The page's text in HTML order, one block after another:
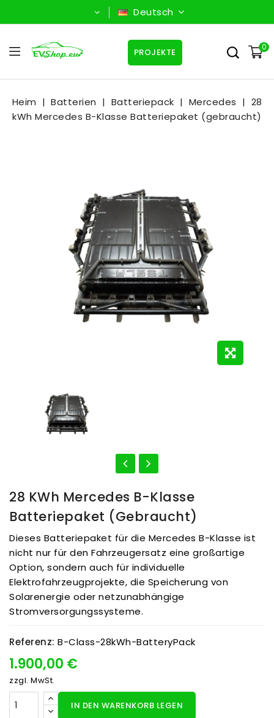
Deutsch
0
PROJEKTE
Heim Batterien Batteriepack Mercedes
28
kWh Mercedes B-Klasse Batteriepaket (gebraucht)
28 KWh Mercedes B-Klasse
Batteriepaket (gebraucht)
Dieses Batteriepaket für die Mercedes B-Klasse ist
nicht nur für den Fahrzeugersatz eine großartige
Option, sondern auch für individuelle
Elektrofahrzeugprojekte, die Speicherung von
Solarenergie oder netzunabhängige
Stromversorgungssysteme.
Referenz: B-Class-28kWh-BatteryPack
1.900,00 €
zzgl. MwSt.
IN DEN WARENKORB LEGEN